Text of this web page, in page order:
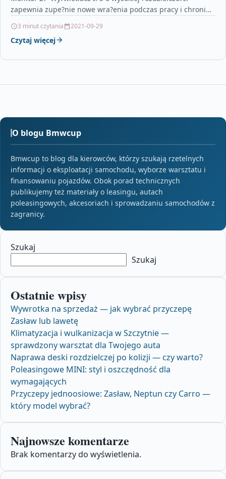
zapewnia zupe?nie nowe wra?enia podczas pracy i chroni
3 minut czytania 2021-09-29
Czytaj więcej
O blogu Bmwcup
Bmwcup to blog dla kierowców, którzy szukają rzetelnych
informacji o eksploatacji samochodu, wyborze warsztatu i
finansowaniu pojazdów. Obok porad technicznych
publikujemy też materiały o leasingu, autach
poleasingowych, akcesoriach i sprowadzaniu samochodów z
zagranicy.
Szukaj
Szukaj
Ostatnie wpisy
Wywrotka na sprzedaż — jak wybrać przyczepę
Zasław lub lawetę
Klimatyzacja i wulkanizacja w Szczytnie —
sprawdzony warsztat dla Twojego auta
Naprawa deski rozdzielczej po kolizji — czy warto?
Poleasingowe MINI: styl i oszczędność dla
wymagających
Przyczepy jednoosiowe: Zasław, Neptun czy Carro —
który model wybrać?
Najnowsze komentarze
Brak komentarzy do wyświetlenia.